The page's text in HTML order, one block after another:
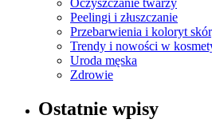
Oczyszczanie twarzy
Peelingi i złuszczanie
Przebarwienia i koloryt
Trendy i nowości w
Uroda męska
Zdrowie
Ostatnie wpisy